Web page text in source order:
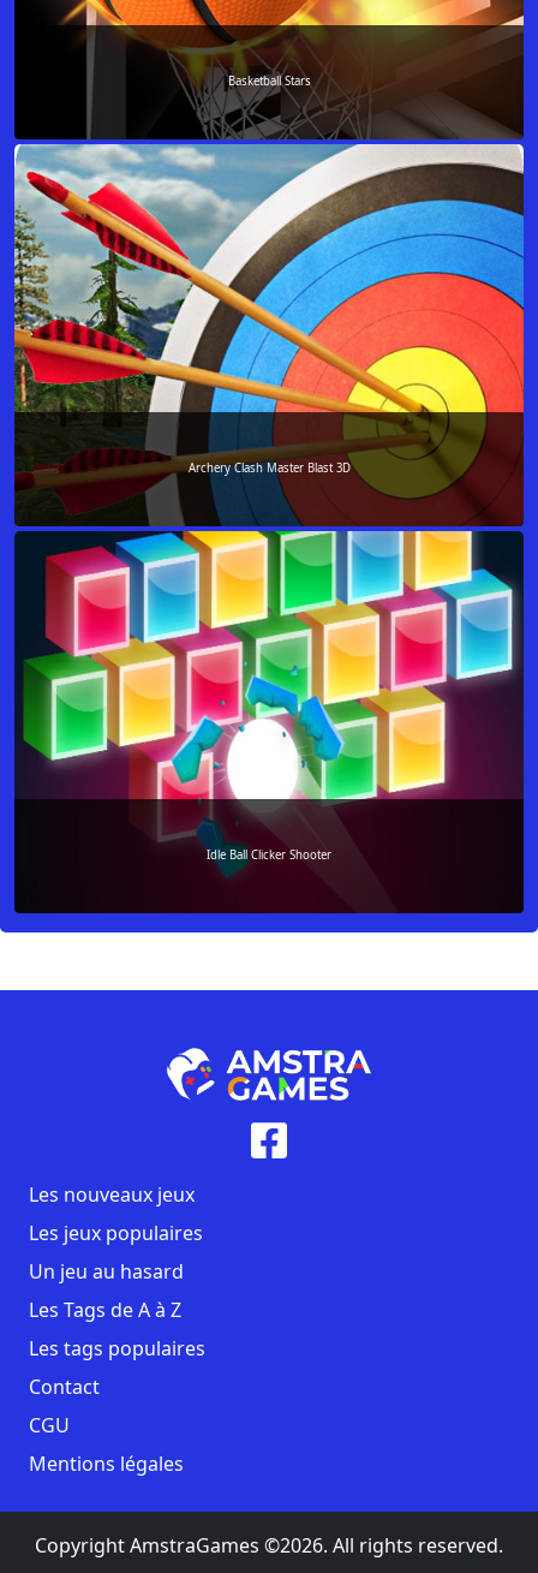
Basketball Stars
Archery Clash Master Blast 3D
Idle Ball Clicker Shooter
Les nouveaux jeux
Les jeux populaires
Un jeu au hasard
Les Tags de A à Z
Les tags populaires
Contact
CGU
Mentions légales
Copyright AmstraGames ©2026. All rights reserved.